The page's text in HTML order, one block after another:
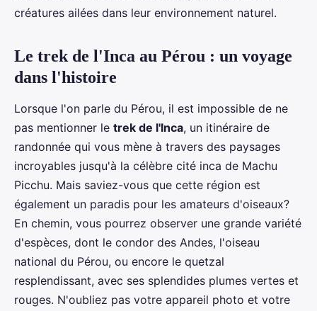
créatures ailées dans leur environnement naturel.
Le trek de l'Inca au Pérou : un voyage
dans l'histoire
Lorsque l'on parle du Pérou, il est impossible de ne
pas mentionner le trek de l'Inca, un itinéraire de
randonnée qui vous mène à travers des paysages
incroyables jusqu'à la célèbre cité inca de Machu
Picchu. Mais saviez-vous que cette région est
également un paradis pour les amateurs d'oiseaux?
En chemin, vous pourrez observer une grande variété
d'espèces, dont le condor des Andes, l'oiseau
national du Pérou, ou encore le quetzal
resplendissant, avec ses splendides plumes vertes et
rouges. N'oubliez pas votre appareil photo et votre